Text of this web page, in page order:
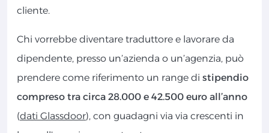
cliente.
Chi vorrebbe diventare traduttore e lavorare da
dipendente, presso un’azienda o un’agenzia, può
prendere come riferimento un range di stipendio
compreso tra circa 28.000 e 42.500 euro all’anno
(dati Glassdoor), con guadagni via via crescenti in